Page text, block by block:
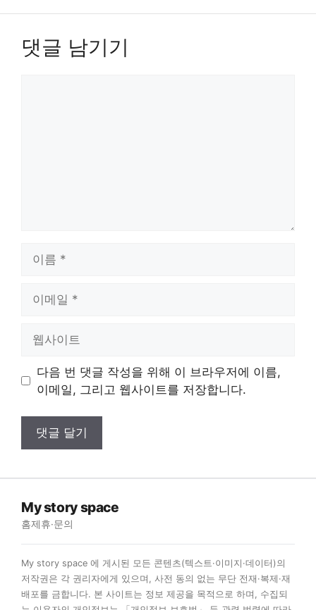
댓글 남기기
트
다음 번 댓글 작성을 위해 이 브라우저에 이름,
이메일, 그리고 웹사이트를 저장합니다.
My story space
홈제휴·문의
My story space 에 게시된 모든 콘텐츠(텍스트·이미지·데이터)의
저작권은 각 권리자에게 있으며, 사전 동의 없는 무단 전재·복제·재
배포를 금합니다. 본 사이트는 정보 제공을 목적으로 하며, 수집되